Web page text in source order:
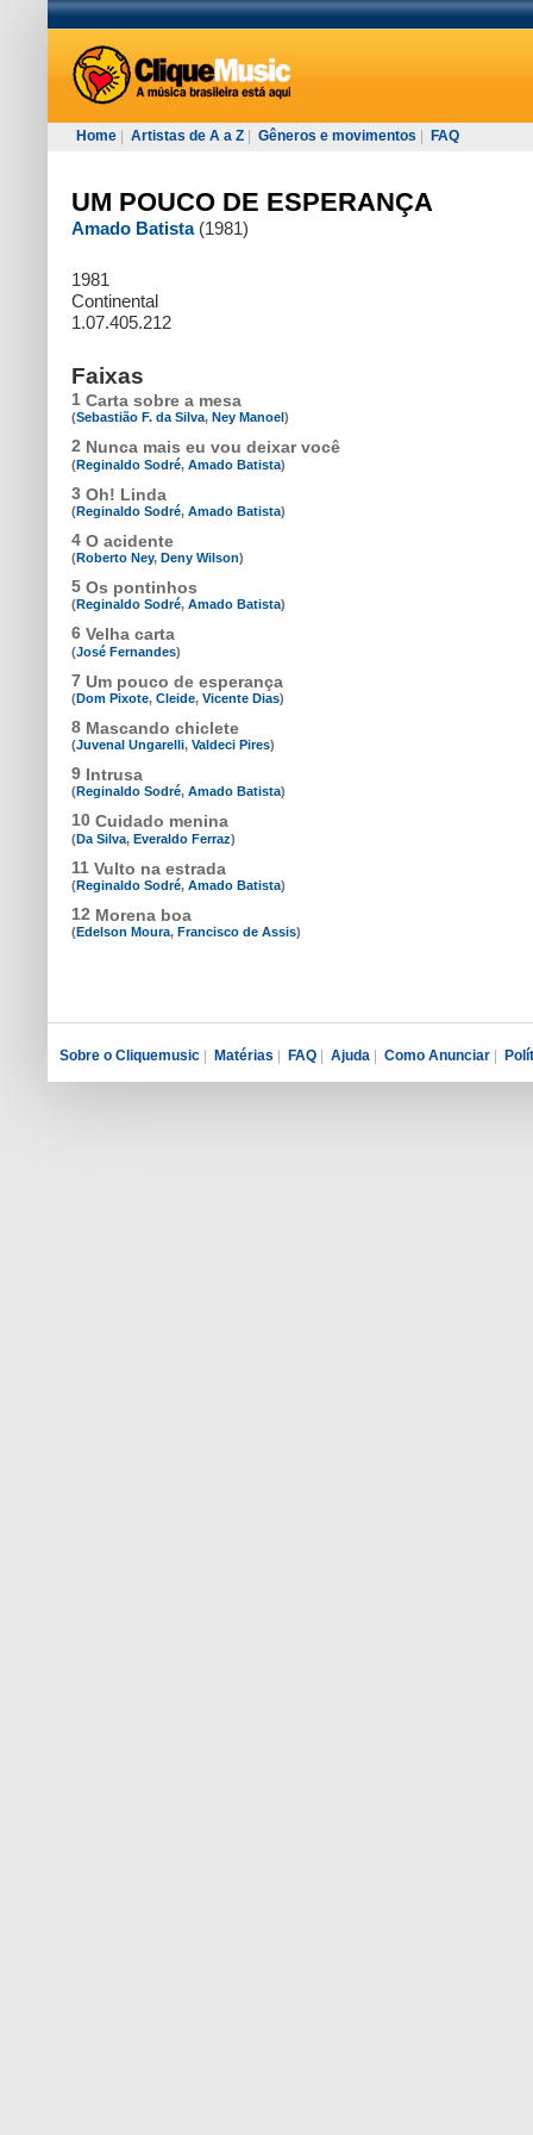
Home Artistas de A a Z Gêneros e movimentos FAQ
UM POUCO DE ESPERANÇA
Amado Batista (1981)
1981
Continental
1.07.405.212
Faixas
1 Carta sobre a mesa
(Sebastião F. da Silva, Ney Manoel )
2 Nunca mais eu vou deixar você
(Reginaldo Sodré, Amado Batista)
3 Oh! Linda
(Reginaldo Sodré, Amado Batista)
4 O acidente
(Roberto Ney, Deny Wilson)
5 Os pontinhos
(Reginaldo Sodré, Amado Batista)
6 Velha carta
(José Fernandes)
7 Um pouco de esperança
(Dom Pixote, Cleide, Vicente Dias)
8 Mascando chiclete
(Juvenal Ungarelli, Valdeci Pires)
9 Intrusa
(Reginaldo Sodré, Amado Batista)
10 Cuidado menina
(Da Silva, Everaldo Ferraz)
11 Vulto na estrada
(Reginaldo Sodré, Amado Batista)
12 Morena boa
(Edelson Moura, Francisco de Assis)
Sobre o Cliquemusic Matérias FAQ Ajuda Como Anunciar